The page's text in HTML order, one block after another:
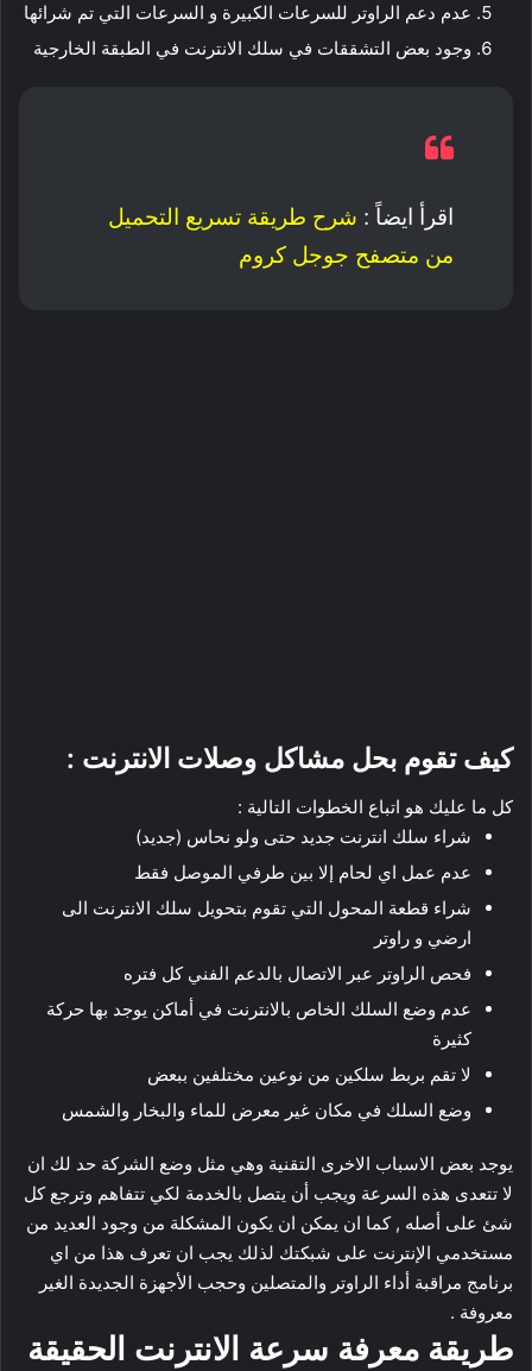
عدم دعم الراوتر للسرعات الكبيرة و السرعات التي تم شرائها
وجود بعض التشققات في سلك الانترنت في الطبقة الخارجية
اقرأ ايضاً : شرح طريقة تسريع التحميل
من متصفح جوجل كروم
كيف تقوم بحل مشاكل وصلات الانترنت :
كل ما عليك هو اتباع الخطوات التالية :
شراء سلك انترنت جديد حتى ولو نحاس (جديد)
عدم عمل اي لحام إلا بين طرفي الموصل فقط
شراء قطعة المحول التي تقوم بتحويل سلك الانترنت الى
ارضي و راوتر
فحص الراوتر عبر الاتصال بالدعم الفني كل فتره
عدم وضع السلك الخاص بالانترنت في أماكن يوجد بها حركة
كثيرة
لا تقم بربط سلكين من نوعين مختلفين ببعض
وضع السلك في مكان غير معرض للماء والبخار والشمس
يوجد بعض الاسباب الاخرى التقنية وهي مثل وضع الشركة حد لك ان
لا تتعدى هذه السرعة ويجب أن يتصل بالخدمة لكي تتفاهم وترجع كل
شئ على أصله , كما ان يمكن ان يكون المشكلة من وجود العديد من
مستخدمي الإنترنت على شبكتك لذلك يجب ان تعرف هذا من اي
برنامج مراقبة أداء الراوتر والمتصلين وحجب الأجهزة الجديدة الغير
معروفة .
طريقة معرفة سرعة الانترنت الحقيقة